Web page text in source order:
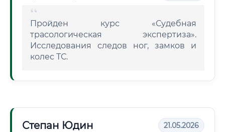
Пройден курс «Судебная
трасологическая экспертиза».
Исследования следов ног, замков и
колес ТС.
Степан Юдин 21.05.2026